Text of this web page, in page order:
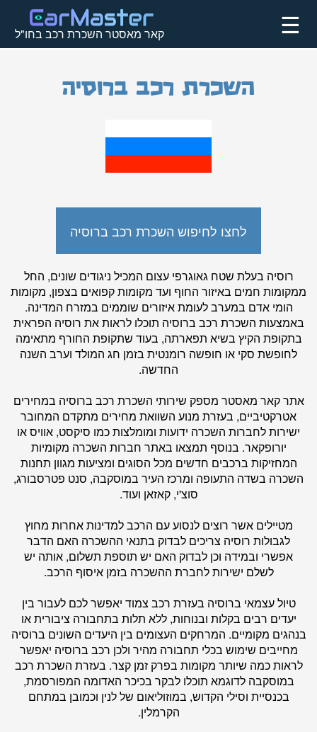
קאר מאסטר השכרת רכב בחו"ל ☰
השכרת רכב ברוסיה
לחצו לחיפוש השכרת רכב ברוסיה
רוסיה בעלת שטח גאוגרפי עצום המכיל ניגודים שונים, החל
ממקומות חמים באיזור החוף ועד מקומות קפואים בצפון, מקומות
הומי אדם במערב לעומת איזורים שוממים במזרח המדינה.
באמצעות השכרת רכב ברוסיה תוכלו לראות את רוסיה הפראית
בתקופת הקיץ בשיא תפארתה, בעוד שתקופת החורף מתאימה
לחופשת סקי או חופשה רומנטית בזמן חג המולד וערב השנה
החדשה.
אתרקאר מאסטר מספק שירותי השכרת רכב ברוסיה במחירים
אטרקטיביים, בעזרת מנוע השוואת מחירים מתקדם המחובר
ישירות לחברות השכרה ידועות ומומלצות כמו סיקסט, אוויס או
יורופקאר. בנוסף תמצאו באתר חברות השכרה מקומיות
המחזיקות ברכבים חדשים מכל הסוגים ומציעות מגוון תחנות
השכרה בשדה התעופה ומרכז העיר במוסקבה, סנט פטרסבורג,
סוצ'י, קאזאן ועוד.
מטיילים אשר רוצים לנסוע עם הרכב למדינות אחרות מחוץ
לגבולות רוסיה צריכים לבדוק בתנאי ההשכרה האם הדבר
אפשרי ובמידה וכן לבדוק האם יש תוספת תשלום, אותה יש
לשלם ישירות לחברת ההשכרה בזמן איסוף הרכב.
טיול עצמאי ברוסיה בעזרת רכב צמוד יאפשר לכם לעבור בין
יעדים רבים בקלות ובנוחות, ללא תלות בתחבורה ציבורית או
בנהגים מקומיים. המרחקים העצומים בין היעדים השונים ברוסיה
מחייבים שימוש בכלי תחבורה מהיר ולכן רכב ברוסיה יאפשר
לראות כמה שיותר מקומות בפרק זמן קצר. בעזרת השכרת רכב
במוסקבה לדוגמא תוכלו לבקר בכיכר האדומה המפורסמת,
בכנסיית וסילי הקדוש, במוזוליאום של לנין וכמובן במתחם
הקרמלין.